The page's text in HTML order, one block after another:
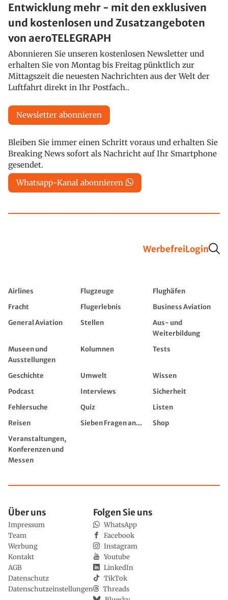
Entwicklung mehr - mit den exklusiven
und kostenlosen und Zusatzangeboten
von aeroTELEGRAPH
Abonnieren Sie unseren kostenlosen Newsletter und
erhalten Sie von Montag bis Freitag pünktlich zur
Mittagszeit die neuesten Nachrichten aus der Welt der
Luftfahrt direkt in Ihr Postfach..
Newsletter abonnieren
Bleiben Sie immer einen Schritt voraus und erhalten Sie
Breaking News sofort als Nachricht auf Ihr Smartphone
gesendet.
Whatsapp-Kanal abonnieren
WerbefreiLogin
Airlines Flugzeuge
Flughäfen
Fracht
Flugerlebnis
Business Aviation
General Aviation
Stellen
Aus- und
Weiterbildung
Museen und
Ausstellungen
Kolumnen Tests
Geschichte Umwelt
Wissen
Podcast
Interviews
Sicherheit
Fehlersuche
Quiz
Listen
Reisen
Sieben Fragen an...
Shop
Veranstaltungen,
Konferenzen und
Messen
Über uns
Impressum
Team
Werbung
Kontakt
AGB
Datenschutz
Datenschutzeinstellungen
Folgen Sie uns
WhatsApp
Facebook
Instagram
Youtube
LinkedIn
TikTok
Threads